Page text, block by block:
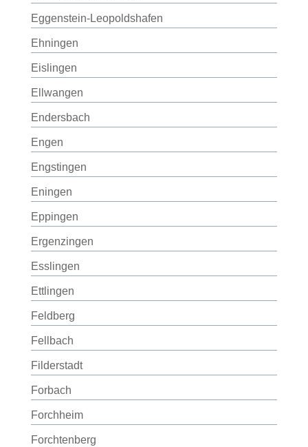
Eggenstein-Leopoldshafen
Ehningen
Eislingen
Ellwangen
Endersbach
Engen
Engstingen
Eningen
Eppingen
Ergenzingen
Esslingen
Ettlingen
Feldberg
Fellbach
Filderstadt
Forbach
Forchheim
Forchtenberg